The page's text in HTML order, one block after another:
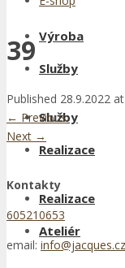
Služby
Realizace
Ateliér
Výroba
Služby
Realizace
39
Published 28.9.2022 at
← Previous
Next →
Kontakty
605210653
email: info@jacques.cz